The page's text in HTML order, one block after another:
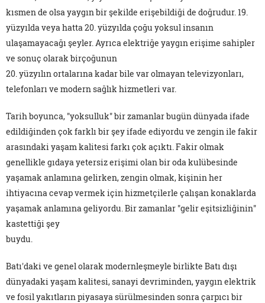
kısmen de olsa yaygın bir şekilde erişebildiği de doğrudur. 19.
yüzyılda veya hatta 20. yüzyılda çoğu yoksul insanın
ulaşamayacağı şeyler. Ayrıca elektriğe yaygın erişime sahipler
ve sonuç olarak birçoğunun
20. yüzyılın ortalarına kadar bile var olmayan televizyonları,
telefonları ve modern sağlık hizmetleri var.
Tarih boyunca, "yoksulluk" bir zamanlar bugün dünyada ifade
edildiğinden çok farklı bir şey ifade ediyordu ve zengin ile fakir
arasındaki yaşam kalitesi farkı çok açıktı. Fakir olmak
genellikle gıdaya yetersiz erişimi olan bir oda kulübesinde
yaşamak anlamına gelirken, zengin olmak, kişinin her
ihtiyacına cevap vermek için hizmetçilerle çalışan konaklarda
yaşamak anlamına geliyordu. Bir zamanlar "gelir eşitsizliğinin"
kastettiği şey
buydu.
Batı'daki ve genel olarak modernleşmeyle birlikte Batı dışı
dünyadaki yaşam kalitesi, sanayi devriminden, yaygın elektrik
ve fosil yakıtların piyasaya sürülmesinden sonra çarpıcı bir